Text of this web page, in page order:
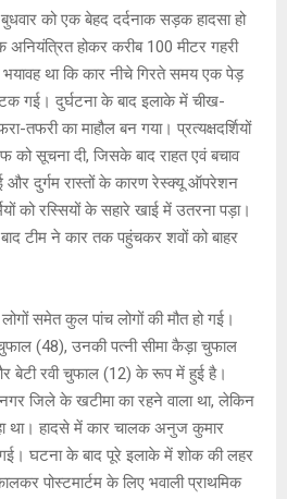
Li
n
k
er
को एक बेहद दर्दनाक सड़क हादसा हो
होकर करीब 100 मीटर गहरी
भयावह था कि कार नीचे गिरते समय एक पेड़
गई। दुर्घटना के बाद इलाके में चीख-
तफरी का माहौल बन गया। प्रत्यक्षदर्शियों
सूचना दी, जिसके बाद राहत एवं बचाव
और दुर्गम रास्तों के कारण रेस्क्यू ऑपरेशन
को रस्सियों के सहारे खाई में उतरना पड़ा।
टीम ने कार तक पहुंचकर शवों को बाहर
समेत कुल पांच लोगों की मौत हो गई।
(48), उनकी पत्नी सीमा कैड़ा चुफाल
बेटी रवी चुफाल (12) के रूप में हुई है।
जिले के खटीमा का रहने वाला था, लेकिन
हादसे में कार चालक अनुज कुमार
घटना के बाद पूरे इलाके में शोक की लहर
पोस्टमार्टम के लिए भवाली प्राथमिक